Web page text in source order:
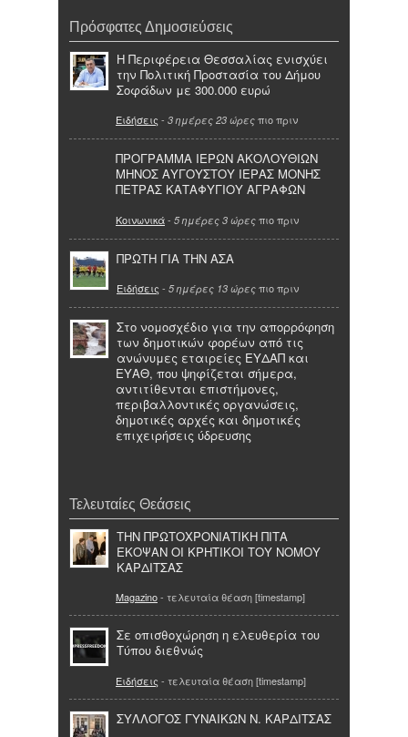
Πρόσφατες Δημοσιεύσεις
Η Περιφέρεια Θεσσαλίας ενισχύει
την Πολιτική Προστασία του Δήμου
Σοφάδων με 300.000 ευρώ
Ειδήσεις - 3 ημέρες 23 ώρες πιο πριν
ΠΡΟΓΡΑΜΜΑ ΙΕΡΩΝ ΑΚΟΛΟΥΘΙΩΝ
ΜΗΝΟΣ ΑΥΓΟΥΣΤΟΥ ΙΕΡΑΣ ΜΟΝΗΣ
ΠΕΤΡΑΣ ΚΑΤΑΦΥΓΙΟΥ ΑΓΡΑΦΩΝ
Κοινωνικά- 5 ημέρες 3 ώρες πιο πριν
ΠΡΩΤΗ ΓΙΑ ΤΗΝ ΑΣΑ
Ειδήσεις - 5 ημέρες 13 ώρες πιο πριν
Στο νομοσχέδιο για την απορρόφηση
των δημοτικών φορέων από τις
ανώνυμες εταιρείες ΕΥΔΑΠ και
ΕΥΑΘ, που ψηφίζεται σήμερα,
αντιτίθενται επιστήμονες,
περιβαλλοντικές οργανώσεις,
δημοτικές αρχές και δημοτικές
επιχειρήσεις ύδρευσης
Τελευταίες Θεάσεις
ΤΗΝ ΠΡΩΤΟΧΡΟΝΙΑΤΙΚΗ ΠΙΤΑ
ΕΚΟΨΑΝ ΟΙ ΚΡΗΤΙΚΟΙ ΤΟΥ ΝΟΜΟΥ
ΚΑΡΔΙΤΣΑΣ
Magazino- τελευταία θέαση [timestamp]
Σε οπισθοχώρηση η ελευθερία του
Τύπου διεθνώς
Ειδήσεις - τελευταία θέαση [timestamp]
ΣΥΛΛΟΓΟΣ ΓΥΝΑΙΚΩΝ Ν. ΚΑΡΔΙΤΣΑΣ